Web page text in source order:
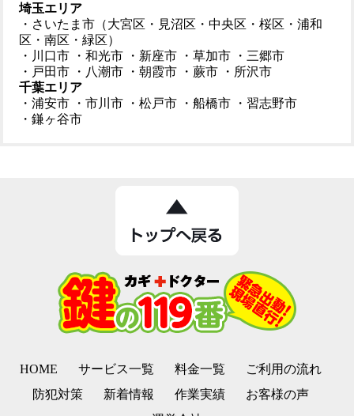
埼玉エリア
・さいたま市（大宮区・見沼区・中央区・桜区・浦和
区・南区・緑区）
・川口市
・和光市 ・新座市 ・草加市
・三郷市
・戸田市
・八潮市 ・朝霞市 ・蕨市
・所沢市
千葉エリア
・浦安市
・市川市 ・松戸市 ・船橋市
・習志野市
・鎌ヶ谷市
HOME サービス一覧 料金一覧
ご利用の流れ
防犯対策
新着情報 作業実績
お客様の声